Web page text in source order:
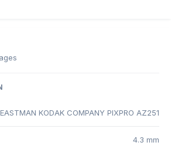
EASTMAN KODAK COMPANY PIXPRO AZ251
4.3 mm